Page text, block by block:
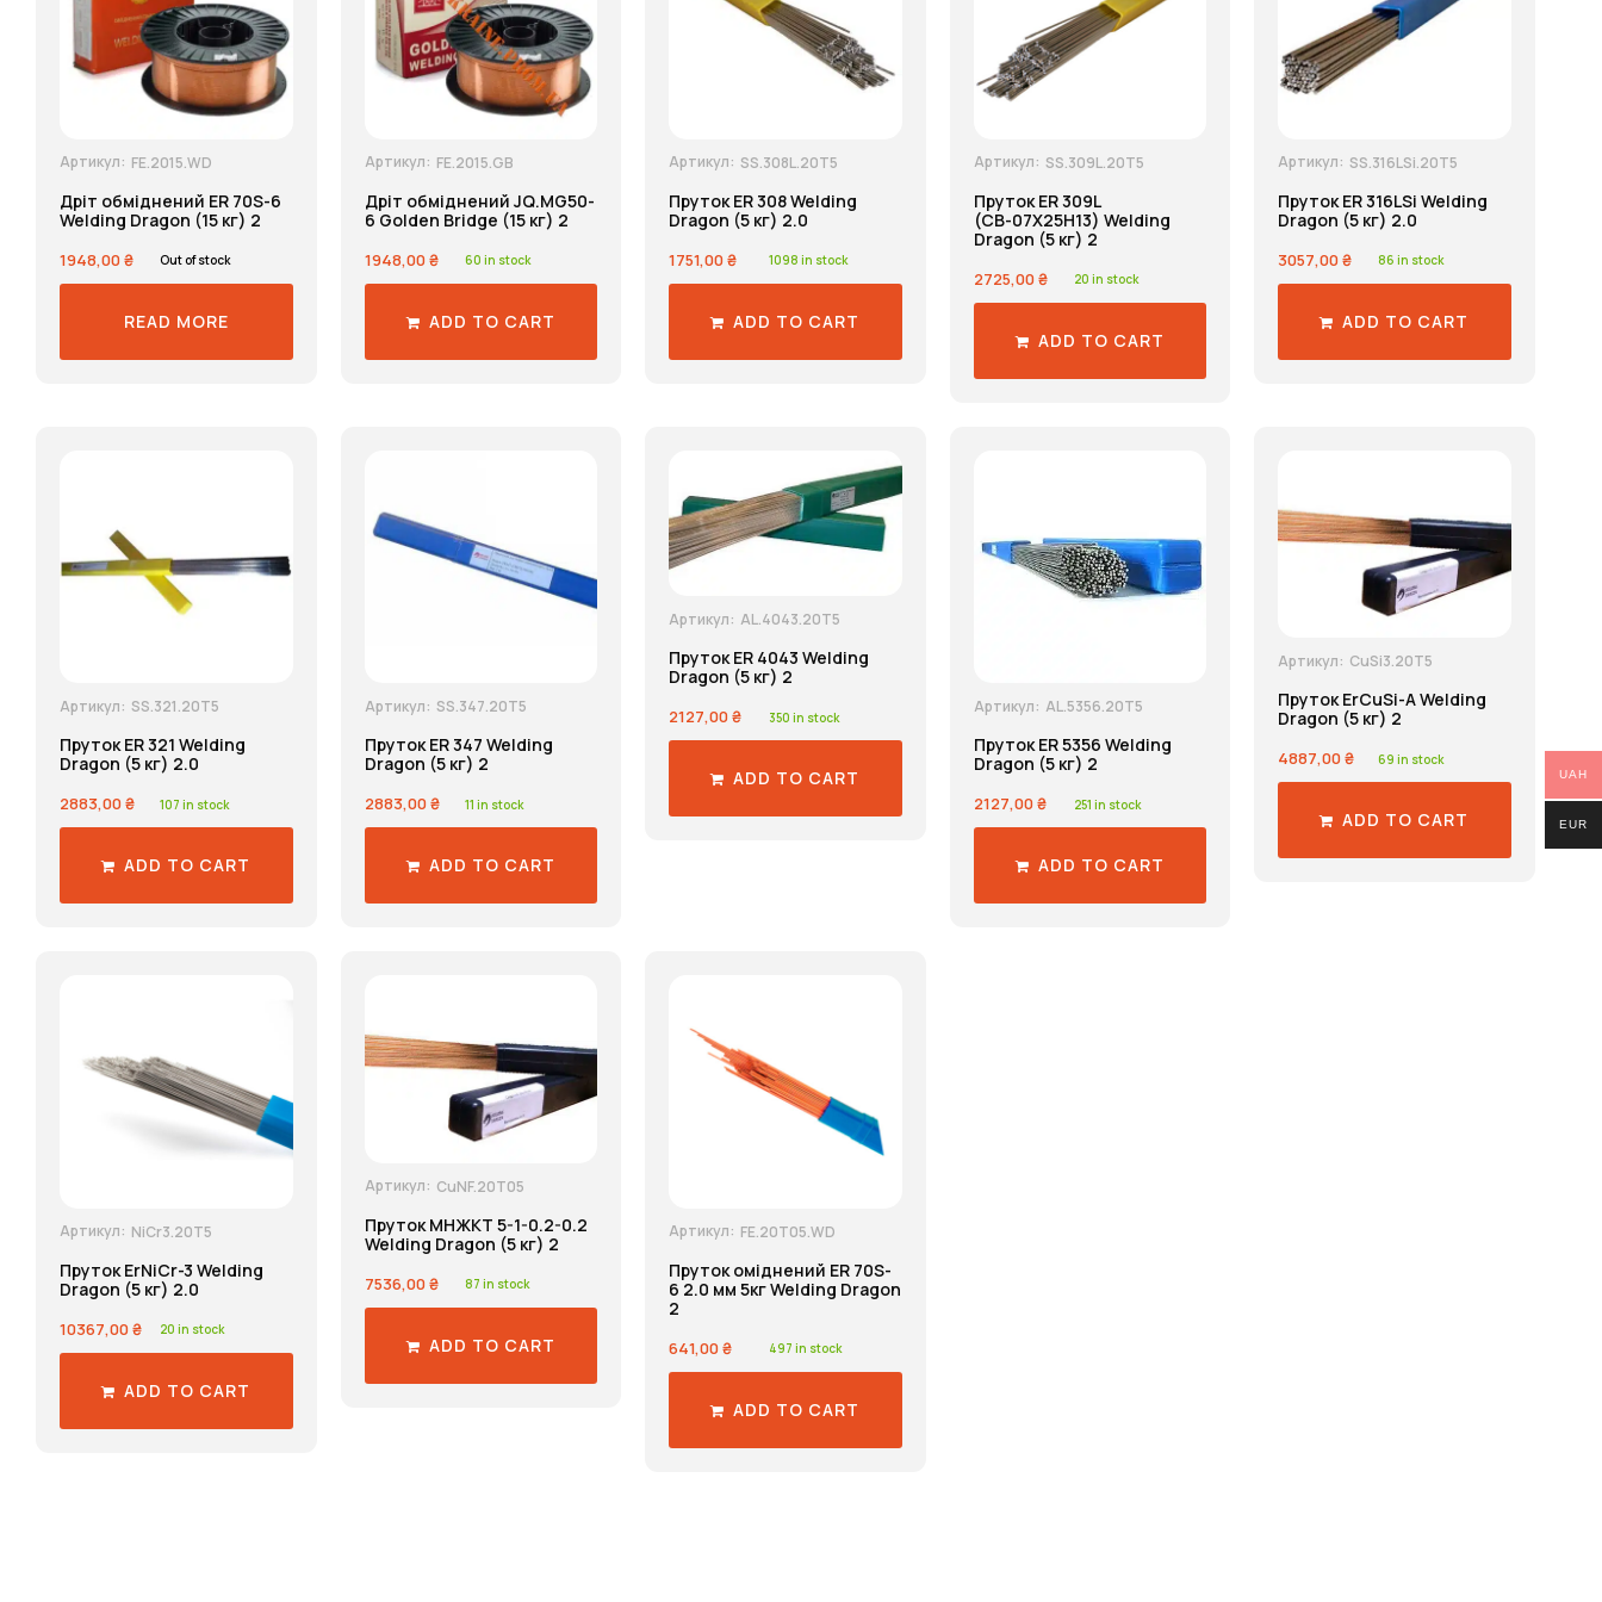
Артикул: FE.2015.WD
Дріт обміднений ER 70S-6
Welding Dragon (15 кг) 2
1948,00₴ Out of stock
READ MORE
Артикул: FE.2015.GB
Дріт обміднений JQ.MG50-
6 Golden Bridge (15 кг) 2
1948,00₴ 60 in stock
ADD TO CART
Артикул: SS.308L.20T5
Пруток ER 308 Welding
Dragon (5 кг) 2.0
1751,00₴ 1098 in stock
ADD TO CART
Артикул: SS.309L.20T5
Пруток ER 309L
(СВ-07Х25Н13) Welding
Dragon (5 кг) 2
2725,00₴ 20 in stock
ADD TO CART
Артикул: SS.316LSi.20T5
Пруток ER 316LSi Welding
Dragon (5 кг) 2.0
3057,00₴ 86 in stock
ADD TO CART
Артикул: SS.321.20T5
Пруток ER 321 Welding
Dragon (5 кг) 2.0
2883,00₴ 107 in stock
ADD TO CART
Артикул: SS.347.20T5
Пруток ER 347 Welding
Dragon (5 кг) 2
2883,00₴ 11 in stock
ADD TO CART
Артикул: AL.4043.20T5
Пруток ER 4043 Welding
Dragon (5 кг) 2
2127,00₴ 350 in stock
ADD TO CART
Артикул: AL.5356.20T5
Пруток ER 5356 Welding
Dragon (5 кг) 2
2127,00₴ 251 in stock
ADD TO CART
Артикул: CuSi3.20T5
Пруток ErCuSi-A Welding
Dragon (5 кг) 2
4887,00₴ 69 in stock
ADD TO CART
Артикул: NiCr3.20T5
Пруток ErNiCr-3 Welding
Dragon (5 кг) 2.0
10367,00₴ 20 in stock
ADD TO CART
Артикул: CuNF.20T05
Пруток МНЖКТ 5-1-0.2-0.2
Welding Dragon (5 кг) 2
7536,00₴ 87 in stock
ADD TO CART
Артикул: FE.20T05.WD
Пруток оміднений ER 70S-
6 2.0 мм 5кг Welding Dragon
2
641,00₴ 497 in stock
ADD TO CART
UAH
EUR